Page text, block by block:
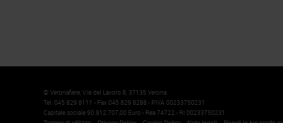
Memento
© Veronafiere, V.le del Lavoro 8, 37135 Verona
Tel. 045 829 8111 - Fax 045 829 8288 - P.IVA 00233750231
Capitale sociale 90.912.707,00 Euro - Rea 74722 - RI 00233750231